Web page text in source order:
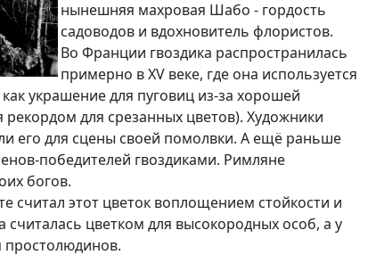
нынешняя махровая Шабо - гордость
садоводов и вдохновитель флористов.
Во Франции гвоздика распространилась
примерно в XV веке, где она используется
украшение для пуговиц из-за хорошей
рекордом для срезанных цветов). Художники
его для сцены своей помолвки. А ещё раньше
победителей гвоздиками. Римляне
богов.
считал этот цветок воплощением стойкости и
цветком для высокородных особ, а у
простолюдинов.